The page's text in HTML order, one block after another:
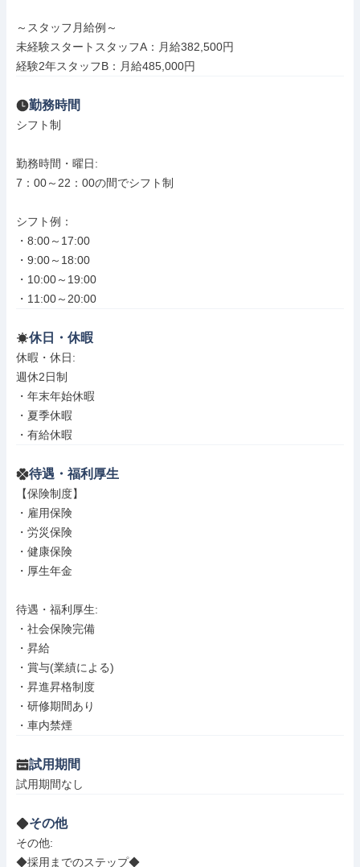
～スタッフ月給例～
未経験スタートスタッフA：月給382,500円
経験2年スタッフB：月給485,000円
勤務時間
シフト制
勤務時間・曜日:
7：00～22：00の間でシフト制
シフト例：
・8:00～17:00
・9:00～18:00
・10:00～19:00
・11:00～20:00
休日・休暇
休暇・休日:
週休2日制
・年末年始休暇
・夏季休暇
・有給休暇
待遇・福利厚生
【保険制度】
・雇用保険
・労災保険
・健康保険
・厚生年金
待遇・福利厚生:
・社会保険完備
・昇給
・賞与(業績による)
・昇進昇格制度
・研修期間あり
・車内禁煙
試用期間
試用期間なし
その他
その他:
◆採用までのステップ◆